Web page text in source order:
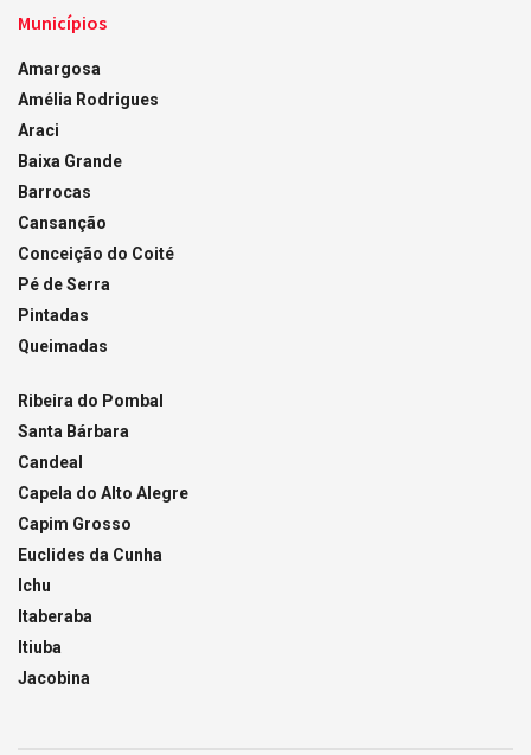
Municípios
Amargosa
Amélia Rodrigues
Araci
Baixa Grande
Barrocas
Cansanção
Conceição do Coité
Pé de Serra
Pintadas
Queimadas
Ribeira do Pombal
Santa Bárbara
Candeal
Capela do Alto Alegre
Capim Grosso
Euclides da Cunha
Ichu
Itaberaba
Itiuba
Jacobina